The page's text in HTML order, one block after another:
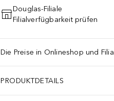
Douglas-Filiale
Filialverfügbarkeit prüfen
Die Preise in Onlineshop und
PRODUKTDETAILS